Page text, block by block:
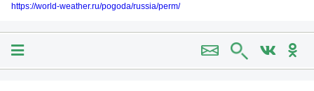
https://world-weather.ru/pogoda/russia/perm/